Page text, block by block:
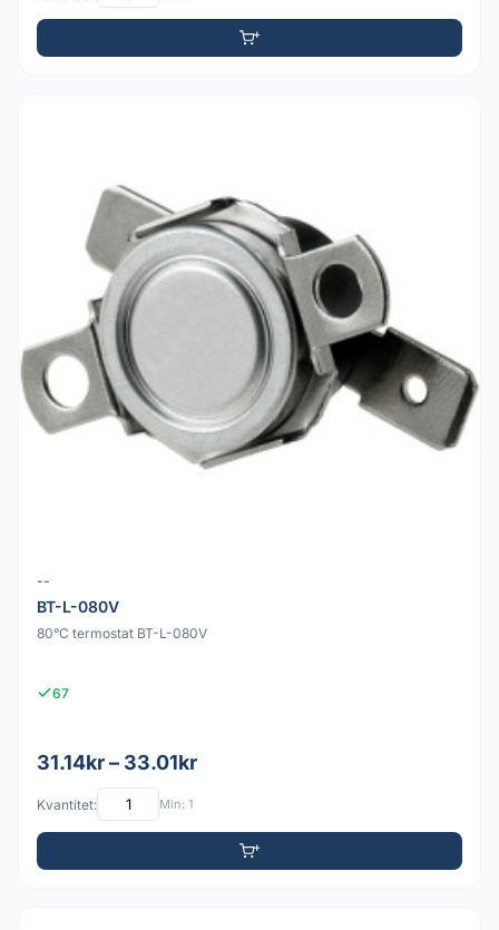
--
BT-L-080V
80°C termostat BT-L-080V
67
31.14kr – 33.01kr
Kvantitet: Min: 1